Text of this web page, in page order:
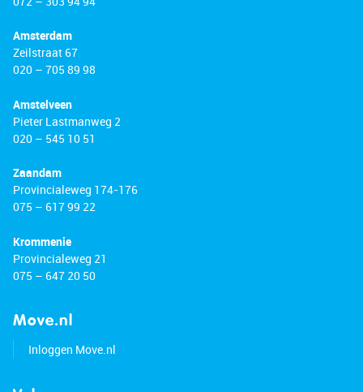
Amsterdam
Zeilstraat 67
020 – 705 89 98
Amstelveen
Pieter Lastmanweg 2
020 – 545 10 51
Zaandam
Provincialeweg 174-176
075 – 617 99 22
Krommenie
Provincialeweg 21
075 – 647 20 50
Move.nl
Inloggen Move.nl